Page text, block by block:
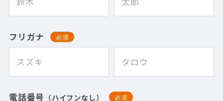
フリガナ 必須
電話番号 （ハイフンなし） 必須